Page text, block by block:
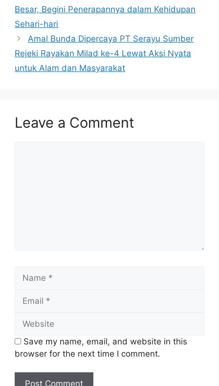
Besar, Begini Penerapannya dalam Kehidupan
Sehari-hari
Amal Bunda Dipercaya PT Serayu Sumber
Rejeki Rayakan Milad ke-4 Lewat Aksi Nyata
untuk Alam dan Masyarakat
Leave a Comment
Save my name, email, and website in this
browser for the next time I comment.